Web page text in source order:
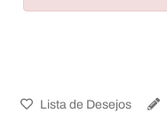
Lista de Desejos